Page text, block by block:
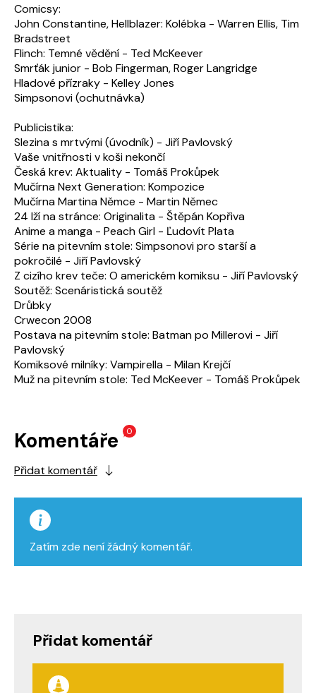
Comicsy:
John Constantine, Hellblazer: Kolébka - Warren Ellis, Tim
Bradstreet
Flinch: Temné vědění - Ted McKeever
Smrťák junior - Bob Fingerman, Roger Langridge
Hladové přízraky - Kelley Jones
Simpsonovi (ochutnávka)
Publicistika:
Slezina s mrtvými (úvodník) - Jiří Pavlovský
Vaše vnitřnosti v koši nekončí
Česká krev: Aktuality - Tomáš Prokůpek
Mučírna Next Generation: Kompozice
Mučírna Martina Němce - Martin Němec
24 lží na stránce: Originalita - Štěpán Kopřiva
Anime a manga - Peach Girl - Ľudovít Plata
Série na pitevním stole: Simpsonovi pro starší a
pokročilé - Jiří Pavlovský
Z cizího krev teče: O americkém komiksu - Jiří Pavlovský
Soutěž: Scenáristická soutěž
Drůbky
Crwecon 2008
Postava na pitevním stole: Batman po Millerovi - Jiří
Pavlovský
Komiksové milníky: Vampirella - Milan Krejčí
Muž na pitevním stole: Ted McKeever - Tomáš Prokůpek
Komentáře 0
Přidat komentář
Zatím zde není žádný komentář.
Přidat komentář